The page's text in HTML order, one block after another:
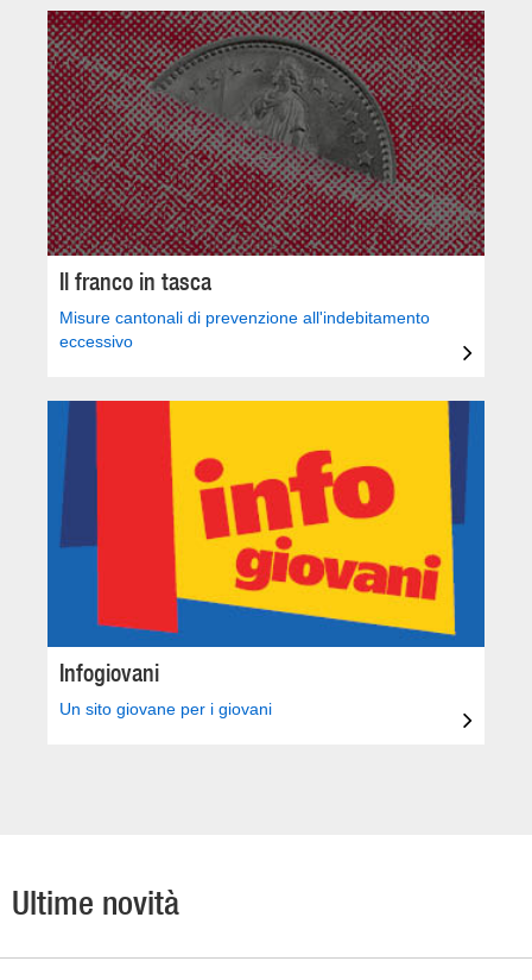
Il franco in tasca
Misure cantonali di prevenzione all'indebitamento
eccessivo
Infogiovani
Un sito giovane per i giovani
Ultime novità